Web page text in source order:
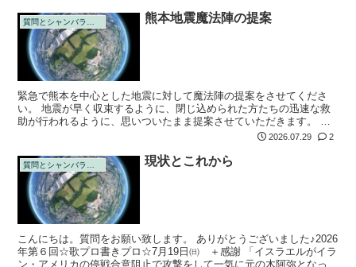
熊本地震魔法陣の提案
緊急で熊本を中心とした地震に対して魔法陣の提案をさせてくださ
い。 地震が早く収束するように、閉じ込められた方たちの迅速な救
助が行われるように、思いついたまま提案させていただきます。 魔
法陣は2種類考えました。 早期地震収束として 靈和8年7月28日靈和8
2026.07.29 2
現状とこれから
こんにちは。質問をお願い致します。 ありがとうございました♪2026
年第６回☆歌プロ書きプロ☆7月19日㈰ ＋感謝 「イスラエルがイラ
ン・アメリカの停戦合意阻止で攻撃をして一気に元の木阿弥となって